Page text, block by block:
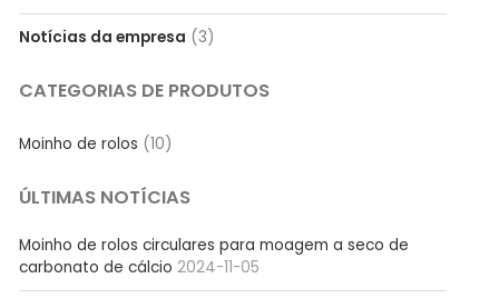
Notícias da empresa (3)
CATEGORIAS DE PRODUTOS
Moinho de rolos (10)
ÚLTIMAS NOTÍCIAS
Moinho de rolos circulares para moagem a seco de
carbonato de cálcio 2024-11-05